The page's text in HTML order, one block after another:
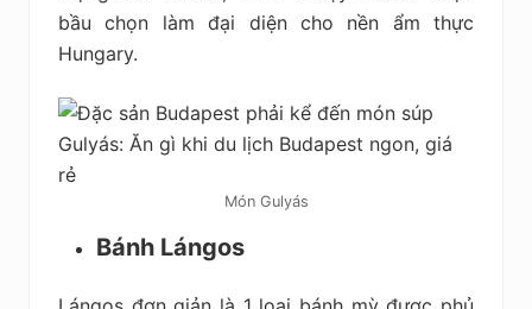
bầu chọn làm đại diện cho nền ẩm thực
Hungary.
Món Gulyás
Bánh Lángos